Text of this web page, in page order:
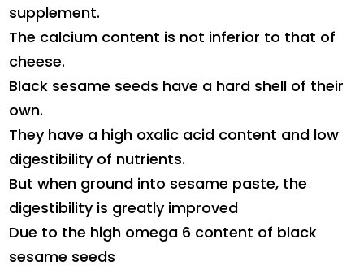
supplement.
The calcium content is not inferior to that of
cheese.
Black sesame seeds have a hard shell of their
own.
They have a high oxalic acid content and low
digestibility of nutrients.
But when ground into sesame paste, the
digestibility is greatly improved
Due to the high omega 6 content of black
sesame seeds